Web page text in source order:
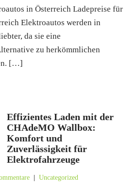
in Österreich Ladepreise für
Elektroautos werden in
da sie eine
zu herkömmlichen
[…]
Effizientes Laden mit der
CHAdeMO Wallbox:
Komfort und
Zuverlässigkeit für
Elektrofahrzeuge
Uncategorized